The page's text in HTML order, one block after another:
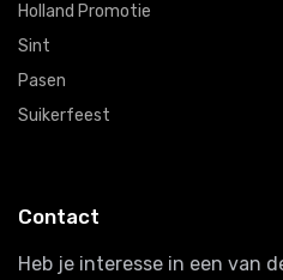
Holland Promotie
Sint
Pasen
Suikerfeest
Contact
Heb je interesse in een van